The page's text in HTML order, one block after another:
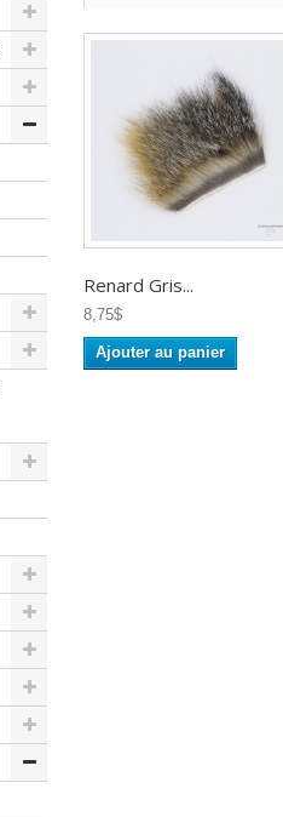
Renard Gris...
8,75$
Ajouter au panier